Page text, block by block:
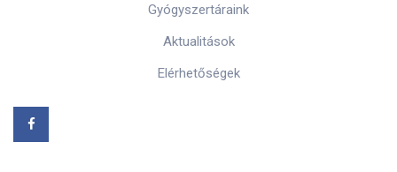
Gyógyszertáraink
Aktualitások
Elérhetőségek